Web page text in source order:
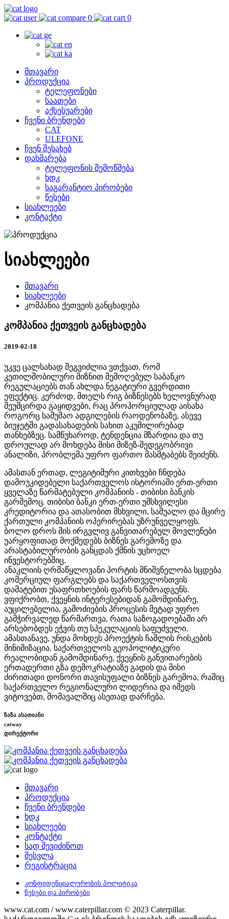
0 0
მთავარი
პროდუქცია
ტელეფონები
საათები
აქსესუარები
ჩვენი ბრენდები
CAT
ULEFONE
ჩვენ შესახებ
დახმარება
ტელეფონის შემოწმება
ხდკ
საგარანტიო პირობები
წესები
სიახლეები
კონტაქტი
სიახლეები
მთავარი
სიახლეები
კომპანია ქეთვეის განცხადება
კომპანია ქეთვეის განცხადება
2019-02-18
უკვე ცალსახად შეგვიძლია ვთქვათ, რომ
კეთილშობილური მიზნით შემოღებულ საბანკო
რეგულაციებს თან ახლდა ნეგატიური გვერდითი
ეფექტიც. კერძოდ, მთელს რიგ ბიზნესებს ხელოვნურად
შეუმცირდა გაყიდვები, რაც პროპორციულად აისახა
როგორც სამუშაო ადგილების რაოდენობაზე, ასევე
ბიუჯეტში გადასახადების სახით აკუმილირებად
თანხებზეც. სამწუხაროდ, ტენდენცია მზარდია და თუ
დროულად არ მოხდება მისი მიზეზ-შედეგობრივი
ანალიზი, პრობლემა უფრო ფართო მასშტაბებს შეიძენს.
ამასთან ერთად, ლეგიტიმური კითხვები ჩნდება
დამოუკიდებელი საქართველოს ისტორიაში ერთ-ერთი
ყველაზე წარმატებული კომპანიის - თიბისი ბანკის
გარშემოც. თიბისი ბანკი ერთ-ერთი უმსხვილესი
კრედიტორია და ათასობით მსხვილი, საშუალო და მცირე
ქართული კომპანიის ოპერირებას უზრუნველყოფს.
ბოლო დროს მის ირგვლივ განვითარებულ მოვლენები
უარყოფითად მოქმედებს ბიზნეს გარემოზე და
არასტაბილურობის განცდას ქმნის უცხოელ
ინვესტორებშიც.
ანაკლიის ღრმაწყლოვანი პორტის მნიშვნელობა სცდება
კომერციულ ფარგლებს და საქართველოსთვის
დამატებით უსაფრთხოების ფარს წარმოადგენს.
ვფიქრობთ, ქვეყნის ინტერესებიდან გამომდინარე,
აუცილებელია, გამოძიების პროცესის მეტად უფრო
გამჭირვალედ წარმართვა, რათა საზოგადოებაში არ
არსებობდეს ეჭვის თუ სპეკულაციის საფუძველი.
ამასთანავე, უნდა მოხდეს პროექტის ჩაშლის რისკების
მინიმიზაცია. საქართველოს გეოპოლიტიკური
რეალობიდან გამომდინარე, ქვეყნის განვითარების
ერთადერთი გზა დემოკრატიაზე გადის და მისი
ძირითადი დონორი თავისუფალი ბიზნეს გარემოა, რაშიც
საქართველო რეგიონალური ლიდერია და იმედს
ვიტოვებთ, მომავალშიც ასეთად დარჩება.
ზაზა ასათიანი
catway
დირექტორი
მთავარი
პროდუქცია
ჩვენი ბრენდები
ხდკ
სიახლეები
კონტაქტი
სად შევიძინოთ
შესვლა
რეგისტრაცია
კონფიდენციალურობის პოლიტიკა
წესები და პირობები
www.cat.com / www.caterpillar.com © 2023 Caterpillar.